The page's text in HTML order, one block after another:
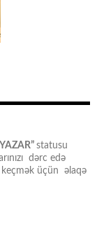
statusu
dərc edə
üçün əlaqə